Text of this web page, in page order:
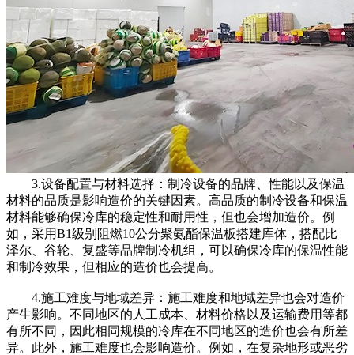
3.设备配置与材料选择：制冷设备的品牌、性能以及保温
材料的品质是影响造价的关键因素。高品质的制冷设备和保温
材料能够确保冷库的稳定性和耐用性，但也会增加造价。例
如，采用B1级别阻燃10公分聚氨酯保温板搭建库体，搭配比
泽尔、谷轮、复盛等品牌制冷机组，可以确保冷库的保温性能
和制冷效果，但相应的造价也会提高。
4.施工难度与地域差异：施工难度和地域差异也会对造价
产生影响。不同地区的人工成本、材料价格以及运输费用等都
有所不同，因此相同规模的冷库在不同地区的造价也会有所差
异。此外，施工难度也会影响造价。例如，在复杂地形或恶劣